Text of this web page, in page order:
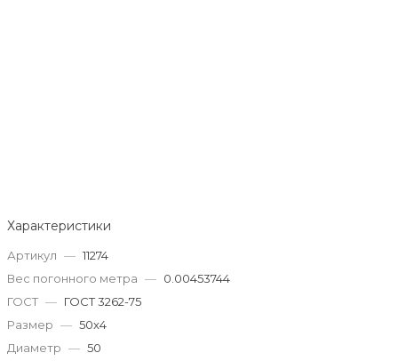
Характеристики
Артикул — 11274
Вес погонного метра — 0.00453744
ГОСТ — ГОСТ 3262-75
Размер — 50x4
Диаметр — 50